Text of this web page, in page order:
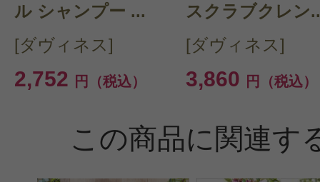
投稿日：2023年05月
プライム 様／50代後
感じた効能：頭皮のエイジング/髪
購入品：ダヴィネスエッセンシャル
ル シャンプー ...
[ダヴィネス]
2,752 円（税込）
スクラブクレン
[ダヴィネス]
3,860 円（税込）
この商品に関連す